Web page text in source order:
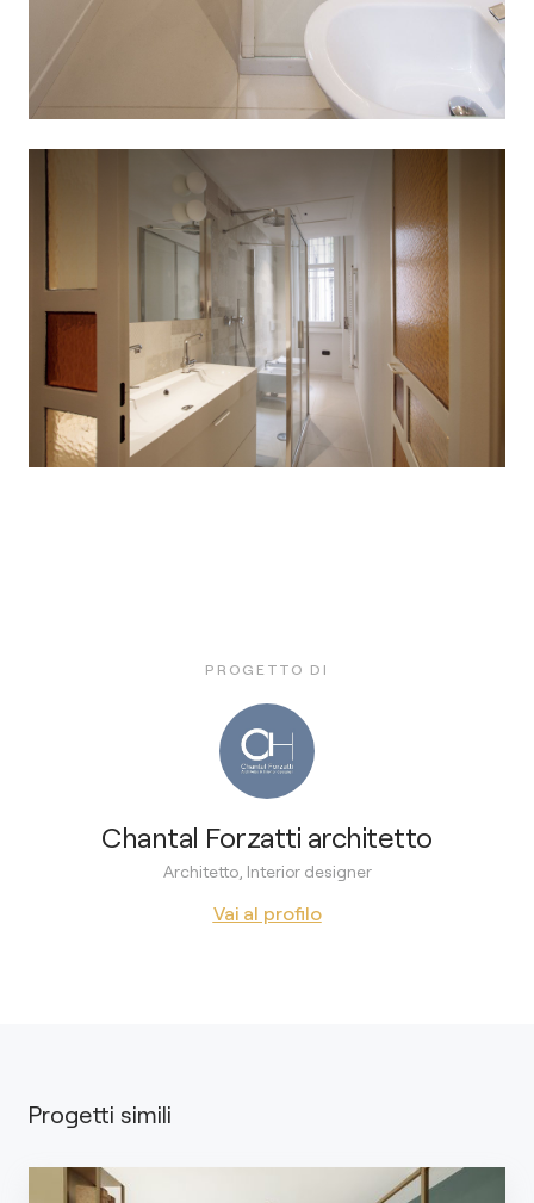
PROGETTO DI
Chantal Forzatti architetto
Architetto, Interior designer
Vai al profilo
Progetti simili